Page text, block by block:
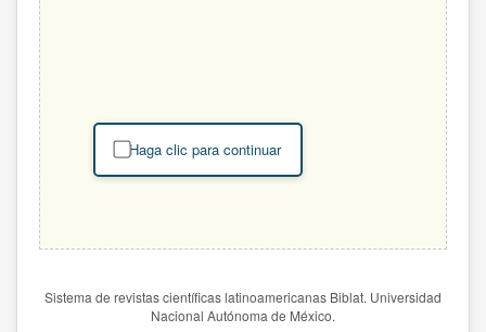
Haga clic para continuar
Sistema de revistas científicas latinoamericanas Biblat. Universidad
Nacional Autónoma de México.